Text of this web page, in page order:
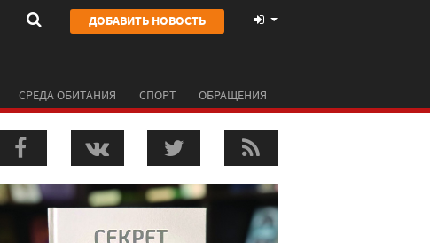
ДОБАВИТЬ НОВОСТЬ
СРЕДА ОБИТАНИЯ СПОРТ ОБРАЩЕНИЯ